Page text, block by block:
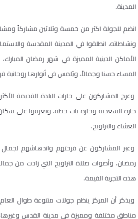
المدينة.
انضم للجولة اكثر من خمسة وثلاثين مشاركاً
ونشاطاته، انطلقوا في المدينة المقدسة
الأماكن الدينية المميزة في شهر رمضان
المساء حسنا وجمالاً، ويُلمس في أنوارها روحانية
وعرج المشاركون على حارات البلدة القديمة
حارة السعدية وحارة باب حطة، وتعرفوا على سكان
العشاء والتراويح.
وعبر المشاركون عن فرحتهم واندهاشهم
رمضان، وأصوات صلاة التراويح التي زادت من
هذه التجربة القيمة.
ويذكر أن المركز ينظم جولات متنوعة طوال
مناطق مختلفة ومميزة في مدينة القدس